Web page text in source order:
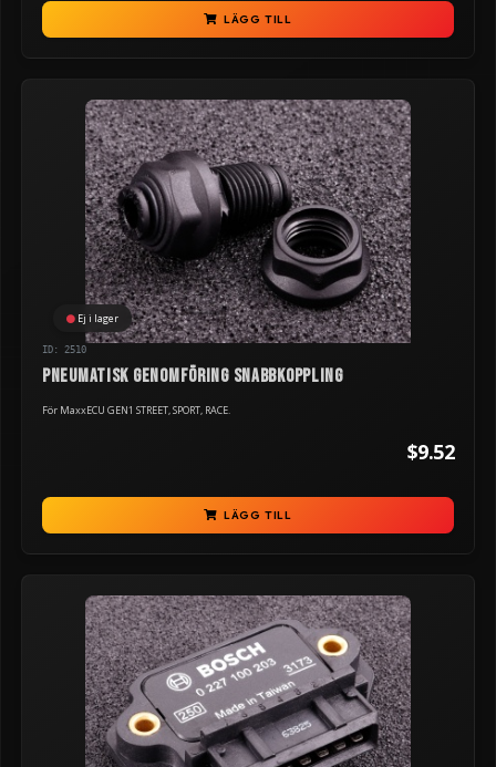
LÄGG TILL
Ej i lager
ID: 2510
Pneumatisk genomföring snabbkoppling
För MaxxECU GEN1 STREET, SPORT, RACE.
$9.52
LÄGG TILL